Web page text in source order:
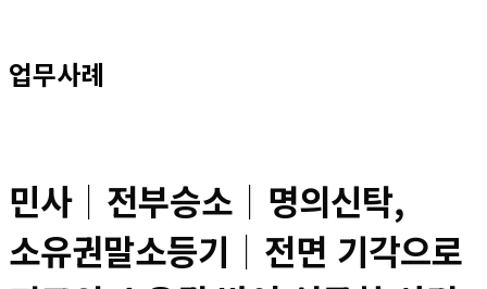
업무사례
민사│전부승소│명의신탁,
소유권말소등기│전면 기각으로